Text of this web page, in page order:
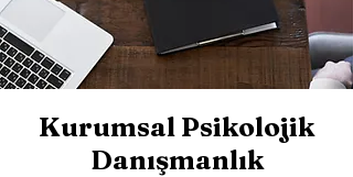
Kurumsal Psikolojik
Danışmanlık